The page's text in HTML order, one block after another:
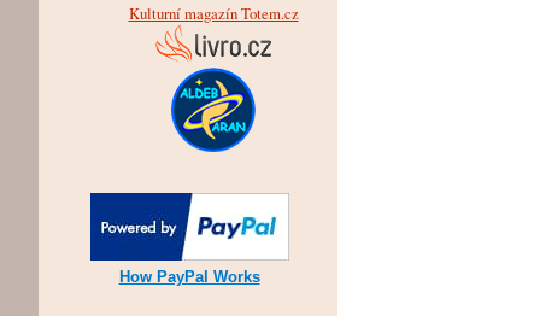
Kulturní magazín Totem.cz
How PayPal Works